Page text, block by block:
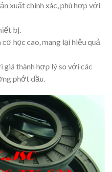
xuất chính xác, phù hợp với
bị.
học cao, mang lại hiệu quả
giá thành hợp lý so với các
phớt dầu.